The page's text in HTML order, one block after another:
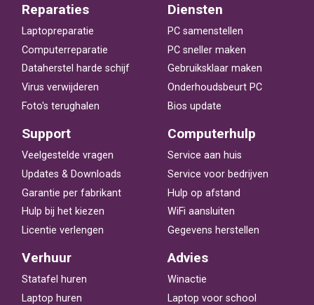
Reparaties
Laptopreparatie
Computerreparatie
Dataherstel harde schijf
Virus verwijderen
Foto's terughalen
Diensten
PC samenstellen
PC sneller maken
Gebruiksklaar maken
Onderhoudsbeurt PC
Bios update
Support
Veelgestelde vragen
Updates & Downloads
Garantie per fabrikant
Hulp bij het kiezen
Licentie verlengen
Computerhulp
Service aan huis
Service voor bedrijven
Hulp op afstand
WiFi aansluiten
Gegevens herstellen
Verhuur
Statafel huren
Laptop huren
Advies
Winactie
Laptop voor school